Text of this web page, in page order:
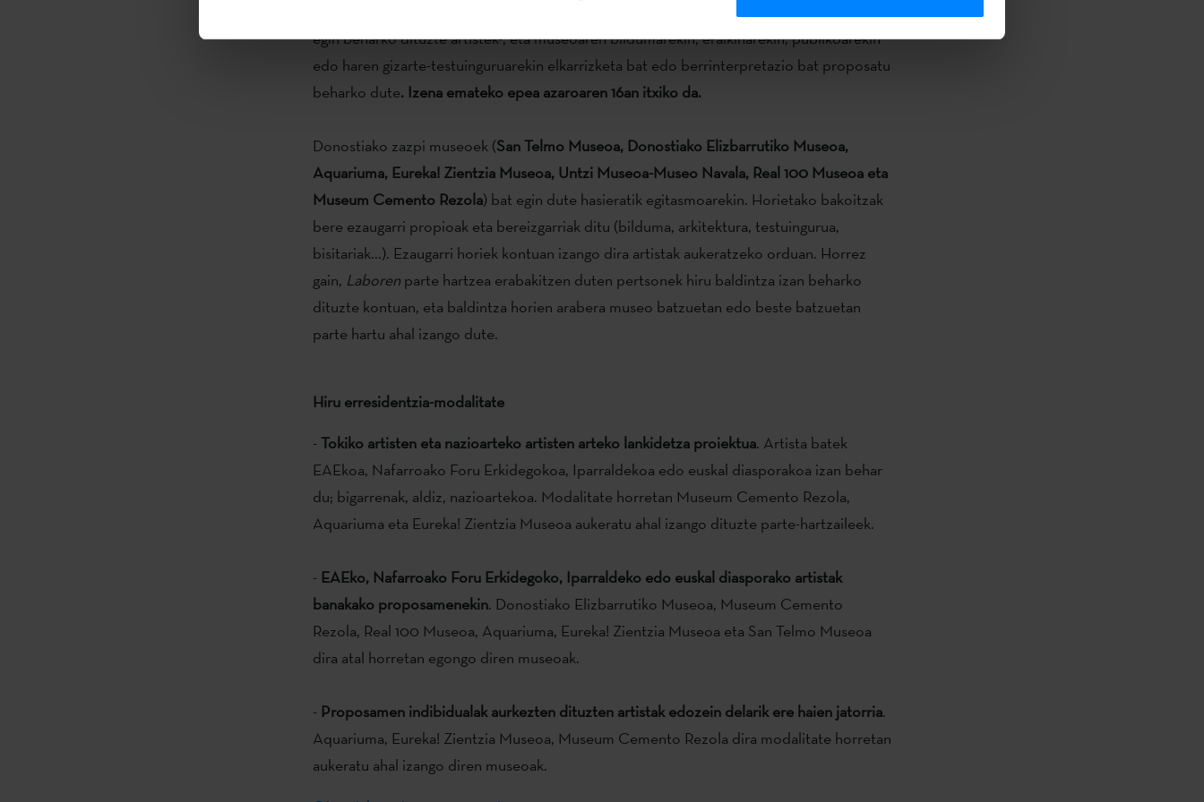
egin beharko dituzte artistek-, eta museoaren bildumarekin, eraikinarekin, publikoarekin
edo haren gizarte-testuinguruarekin elkarrizketa bat edo berrinterpretazio bat proposatu
beharko dute. Izena emateko epea azaroaren 16an itxiko da.
Donostiako zazpi museoek (San Telmo Museoa, Donostiako Elizbarrutiko Museoa,
Aquariuma, Eureka! Zientzia Museoa, Untzi Museoa-Museo Navala, Real 100 Museoa eta
Museum Cemento Rezola) bat egin dute hasieratik egitasmoarekin. Horietako bakoitzak
bere ezaugarri propioak eta bereizgarriak ditu (bilduma, arkitektura, testuingurua,
bisitariak...). Ezaugarri horiek kontuan izango dira artistak aukeratzeko orduan. Horrez
gain, Laborenparte hartzea erabakitzen duten pertsonek hiru baldintza izan beharko
dituzte kontuan, eta baldintza horien arabera museo batzuetan edo beste batzuetan
parte hartu ahal izango dute.
Hiru erresidentzia-modalitate
- Tokiko artisten eta nazioarteko artisten arteko lankidetza proiektua. Artista batek
EAEkoa, Nafarroako Foru Erkidegokoa, Iparraldekoa edo euskal diasporakoa izan behar
du; bigarrenak, aldiz, nazioartekoa. Modalitate horretan Museum Cemento Rezola,
Aquariuma eta Eureka! Zientzia Museoa aukeratu ahal izango dituzte parte-hartzaileek.
- EAEko, Nafarroako Foru Erkidegoko, Iparraldeko edo euskal diasporako artistak
banakako proposamenekin. Donostiako Elizbarrutiko Museoa, Museum Cemento
Rezola, Real 100 Museoa, Aquariuma, Eureka! Zientzia Museoa eta San Telmo Museoa
dira atal horretan egongo diren museoak.
- Proposamen indibidualak aurkezten dituzten artistak edozein delarik ere haien jatorria.
Aquariuma, Eureka! Zientzia Museoa, Museum Cemento Rezola dira modalitate horretan
aukeratu ahal izango diren museoak.